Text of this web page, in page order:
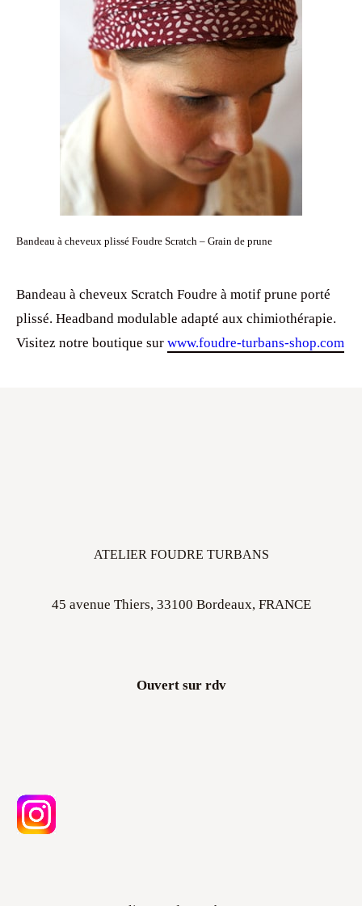
Bandeau à cheveux plissé Foudre Scratch – Grain de prune
Bandeau à cheveux Scratch Foudre à motif prune porté
plissé. Headband modulable adapté aux chimiothérapie.
Visitez notre boutique sur www.foudre-turbans-shop.com
ATELIER FOUDRE TURBANS
45 avenue Thiers, 33100 Bordeaux, FRANCE
Ouvert sur rdv